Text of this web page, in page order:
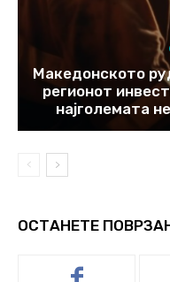
Македонското
регионот
најголемата
ОСТАНЕТЕ